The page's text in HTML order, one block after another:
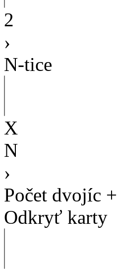
2
›
N-tice
X
N
›
Počet dvojíc +
Odkryť karty